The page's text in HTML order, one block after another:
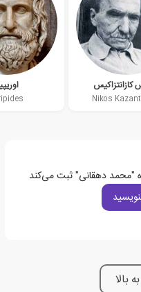
کازانتزاکیس
Nikos
"محمد دهقانی" ثبت می‌کند
بالا